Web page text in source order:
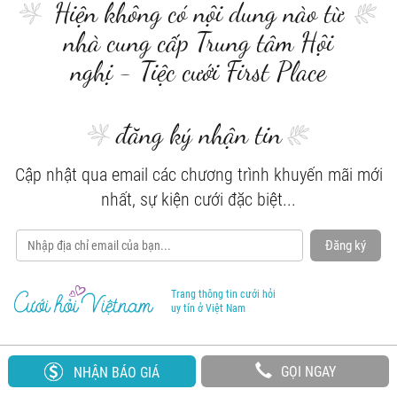
Hiện không có nội dung nào từ
nhà cung cấp Trung tâm Hội
nghị - Tiệc cưới First Place
đăng ký nhận tin
Cập nhật qua email các chương trình khuyến mãi mới
nhất, sự kiện cưới đặc biệt...
Đăng ký
NHẬN BÁO GIÁ GỌI NGAY
Trang thông tin cưới hỏi
uy tín ở Việt Nam